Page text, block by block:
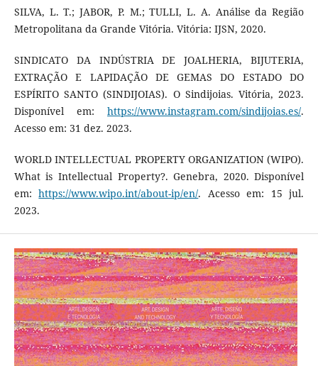
SILVA, L. T.; JABOR, P. M.; TULLI, L. A. Análise da Região
Metropolitana da Grande Vitória. Vitória: IJSN, 2020.
SINDICATO DA INDÚSTRIA DE JOALHERIA, BIJUTERIA,
EXTRAÇÃO E LAPIDAÇÃO DE GEMAS DO ESTADO DO
ESPÍRITO SANTO (SINDIJOIAS). O Sindijoias. Vitória, 2023.
Disponível em:https://www.instagram.com/sindijoias.es/.
Acesso em: 31 dez. 2023.
WORLD INTELLECTUAL PROPERTY ORGANIZATION (WIPO).
What is Intellectual Property?. Genebra, 2020. Disponível
em:https://www.wipo.int/about-ip/en/. Acesso em: 15 jul.
2023.